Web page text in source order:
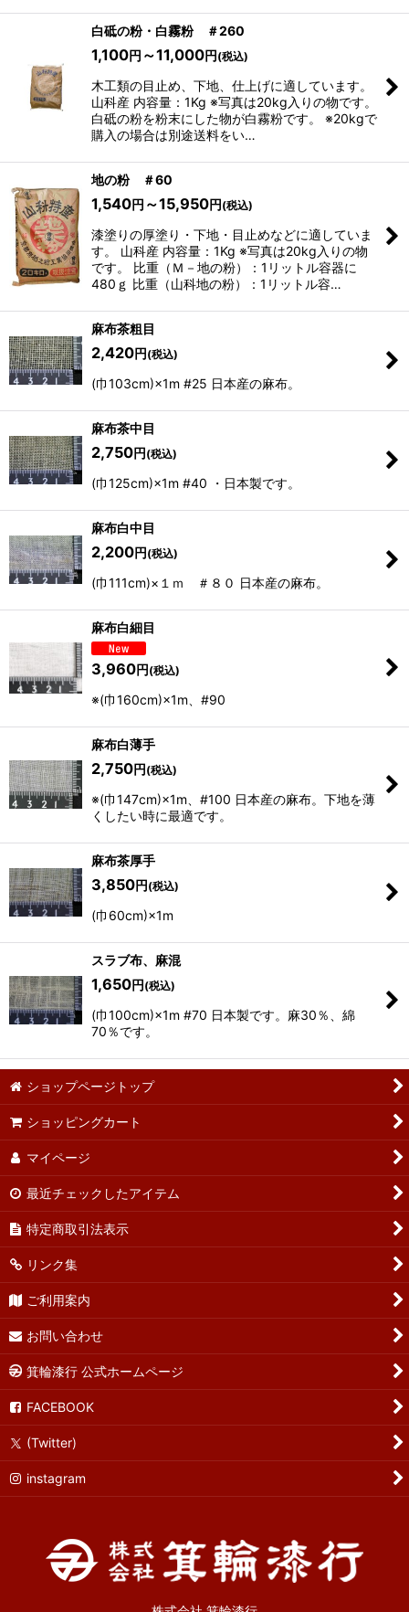
白砥の粉・白霧粉 ＃260
1,100円 ～11,000円 (税込)
木工類の目止め、下地、仕上げに適しています。
山科産 内容量：1Kg ※写真は20kg入りの物です。
白砥の粉を粉末にした物が白霧粉です。 ※20kgで
購入の場合は別途送料をい…
地の粉 ＃60
1,540円 ～15,950円 (税込)
漆塗りの厚塗り・下地・目止めなどに適していま
す。 山科産 内容量：1Kg ※写真は20kg入りの物
です。 比重（Ｍ－地の粉）：1リットル容器に
480ｇ 比重（山科地の粉）：1リットル容…
麻布茶粗目
2,420円 (税込)
(巾103cm)×1m #25 日本産の麻布。
麻布茶中目
2,750円 (税込)
(巾125cm)×1m #40 ・日本製です。
麻布白中目
2,200円 (税込)
(巾111cm)×１ｍ ＃８０ 日本産の麻布。
麻布白細目
3,960円(税込)
※(巾160cm)×1m、#90
麻布白薄手
2,750円(税込)
※(巾147cm)×1m、#100 日本産の麻布。下地を薄
くしたい時に最適です。
麻布茶厚手
3,850円(税込)
(巾60cm)×1m
スラブ布、麻混
1,650円(税込)
(巾100cm)×1m #70 日本製です。麻30％、綿
70％です。
ショップページトップ
ショッピングカート
マイページ
最近チェックしたアイテム
特定商取引法表示
リンク集
ご利用案内
お問い合わせ
箕輪漆行 公式ホームページ
FACEBOOK
(Twitter)
instagram